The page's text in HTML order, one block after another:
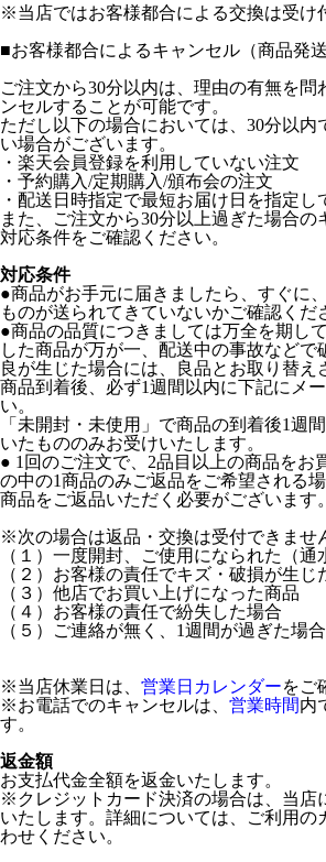
※当店ではお客様都合による交換は受け
■お客様都合によるキャンセル（商品発送
ご注文から30分以内は、理由の有無を問
ンセルすることが可能です。
ただし以下の場合においては、30分以内
い場合がございます。
・楽天会員登録を利用していない注文
・予約購入/定期購入/頒布会の注文
・配送日時指定で最短お届け日を指定し
また、ご注文から30分以上過ぎた場合
対応条件をご確認ください。
対応条件
●商品がお手元に届きましたら、すぐに
ものが送られてきていないかご確認くだ
●商品の品質につきましては万全を期し
した商品が万が一、配送中の事故などで
良が生じた場合には、良品とお取り替え
商品到着後、必ず1週間以内に下記にメ
い。
「未開封・未使用」で商品の到着後1週
いたもののみお受けいたします。
● 1回のご注文で、2品目以上の商品をお
の中の1商品のみご返品をご希望される
商品をご返品いただく必要がございます。
※次の場合は返品・交換は受付できませ
（１）一度開封、ご使用になられた（通
（２）お客様の責任でキズ・破損が生じ
（３）他店でお買い上げになった商品
（４）お客様の責任で紛失した場合
（５）ご連絡が無く、1週間が過ぎた場合
※当店休業日は、 営業日カレンダーをご
※お電話でのキャンセルは、 営業時間内
す。
返金額
お支払代金全額を返金いたします。
※クレジットカード決済の場合は、当店
いたします。詳細については、ご利用の
わせください。